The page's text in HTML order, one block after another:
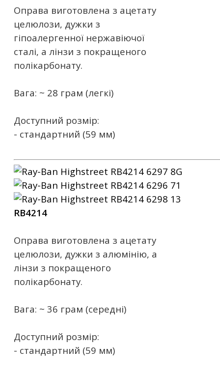
Оправа виготовлена ​​з ацетату
целюлози, дужки з
гіпоалергенної нержавіючої
сталі, а лінзи з покращеного
полікарбонату.
Вага: ~ 28 грам (легкі)
Доступний розмір:
- стандартний (59 мм)
RB4214
Оправа виготовлена ​​з ацетату
целюлози, дужки з алюмінію, а
лінзи з покращеного
полікарбонату.
Вага: ~ 36 грам (середні)
Доступний розмір:
- стандартний (59 мм)